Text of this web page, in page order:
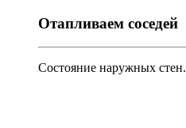
Отапливаем соседей
Состояние наружных стен.